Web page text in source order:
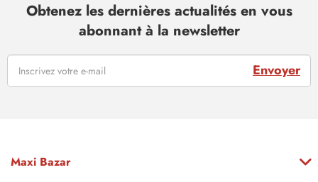
Obtenez les dernières actualités en vous
abonnant à la newsletter
Envoyer
Maxi Bazar